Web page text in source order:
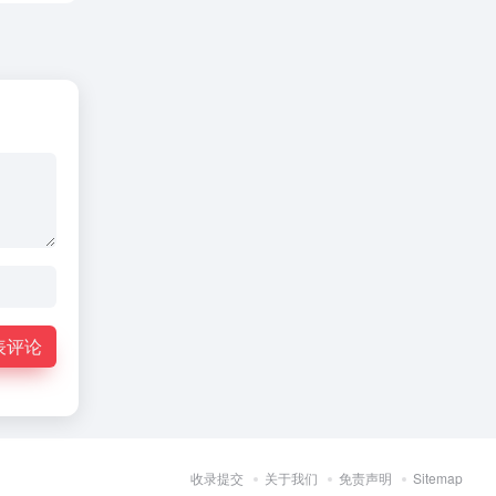
评论
收录提交 关于我们 免责声明 Sitemap